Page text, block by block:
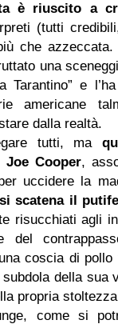
è riuscito a
(tutti
che azzeccata.
una
e
americane
dalla realtà.
tutti, ma
Cooper,
uccidere la
si scatena il
risucchiati agli
coscia di pollo
della sua
propria
come si